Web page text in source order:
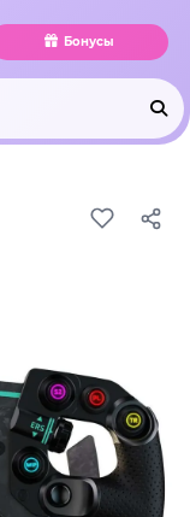
Бонусы